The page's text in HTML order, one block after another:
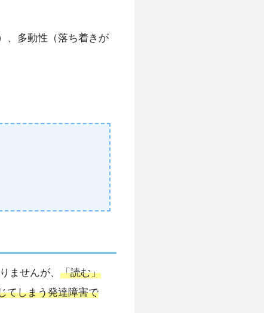
、多動性（落ち着きが
ませんが、 「読む」
てしまう発達障害で